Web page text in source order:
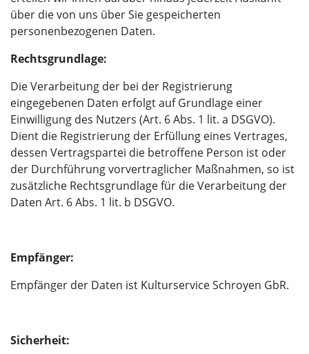
über die von uns über Sie gespeicherten
personenbezogenen Daten.
Rechtsgrundlage:
Die Verarbeitung der bei der Registrierung
eingegebenen Daten erfolgt auf Grundlage einer
Einwilligung des Nutzers (Art. 6 Abs. 1 lit. a DSGVO).
Dient die Registrierung der Erfüllung eines Vertrages,
dessen Vertragspartei die betroffene Person ist oder
der Durchführung vorvertraglicher Maßnahmen, so ist
zusätzliche Rechtsgrundlage für die Verarbeitung der
Daten Art. 6 Abs. 1 lit. b DSGVO.
Empfänger:
Empfänger der Daten ist Kulturservice Schroyen GbR.
Sicherheit: